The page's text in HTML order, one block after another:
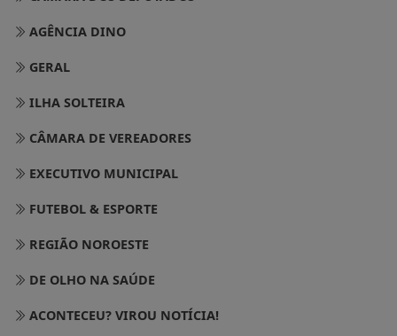
AGÊNCIA DINO
GERAL
ILHA SOLTEIRA
CÂMARA DE VEREADORES
EXECUTIVO MUNICIPAL
FUTEBOL & ESPORTE
REGIÃO NOROESTE
DE OLHO NA SAÚDE
ACONTECEU? VIROU NOTÍCIA!